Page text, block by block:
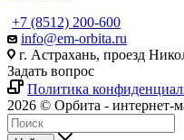
+7 (8512) 200-600
info@em-orbita.ru
г. Астрахань, проезд
Задать вопрос
Политика
2026 © Орбита - интернет-